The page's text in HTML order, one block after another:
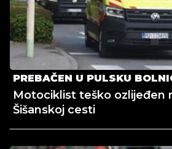
PREBAČEN U PULSKU
Motociklist teško ozlijeđen
Šišanskoj cesti